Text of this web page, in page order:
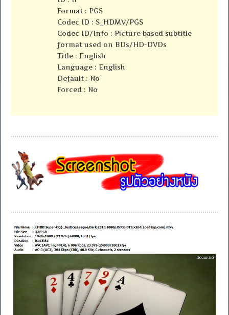
Format : PGS
Codec ID : S_HDMV/PGS
Codec ID/Info : Picture based subtitle
format used on BDs/HD-DVDs
Title : English
Language : English
Default : No
Forced : No